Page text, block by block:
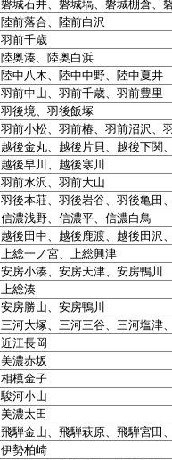
磐城石井、磐城塙、磐城棚倉、
陸前落合、陸前白沢
羽前千歳
陸奥湊、陸奥白浜
陸中八木、陸中中野、陸中夏井
羽前中山、羽前千歳、羽前豊里
羽後境、羽後飯塚
羽前小松、羽前椿、羽前沼沢、
越後金丸、越後片貝、越後下関
越後早川、越後寒川
羽前水沢、羽前大山
羽後本荘、羽後岩谷、羽後亀田
信濃浅野、信濃平、信濃白鳥
越後田中、越後鹿渡、越後田沢
上総一ノ宮、上総興津
安房小湊、安房天津、安房鴨川
上総湊
安房勝山、安房鴨川
三河大塚、三河三谷、三河塩津
近江長岡
美濃赤坂
相模金子
駿河小山
美濃太田
飛騨金山、飛騨萩原、飛騨宮田
伊勢柏崎